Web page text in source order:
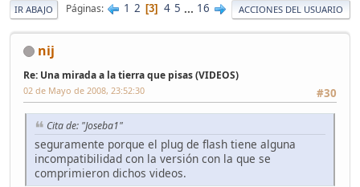
IR ABAJO Páginas 1 2 3 4 5 ... 16 ACCIONES DEL USUARIO
nij
Re: Una mirada a la tierra que pisas (VIDEOS)
#30
02 de Mayo de 2008, 23:52:30
Cita de: "Joseba1"
seguramente porque el plug de flash tiene alguna
incompatibilidad con la versión con la que se
comprimieron dichos videos.